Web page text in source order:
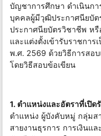
บัญชาการศึกษา ดำเนินก
บุคคลผู้มีวุฒิประกาศนียบั
ประกาศนียบัตรวิชาชีพ หรื
และแต่งตั้งเข้ารับราชกา
พ.ศ. 2569 ด้วยวิธีการสอ
โดยวิธีสอบข้อเขียน
1. ตำแหน่งและอัตราที่เปิด
ตำแหน่ง ผู้บังคับหมู่ กลุ่มส
สายงานธุรการ การเงินและ